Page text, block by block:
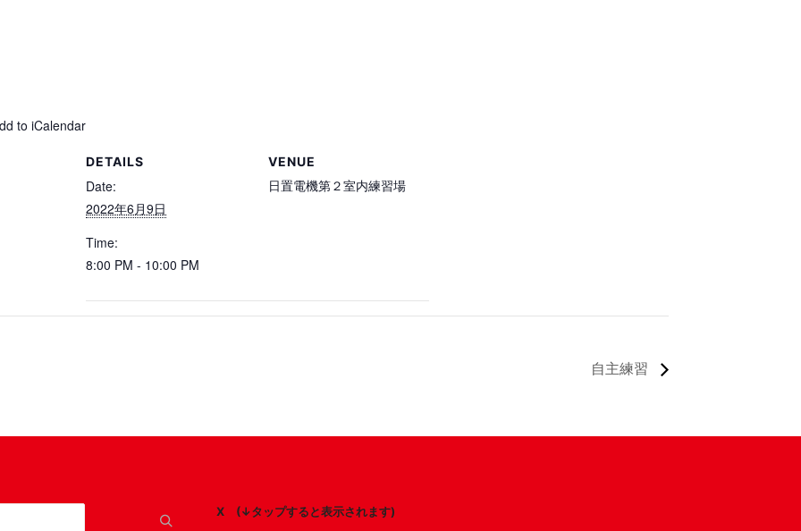
to iCalendar
DETAILS
Date:
2022年6月9日
Time:
8:00 PM - 10:00 PM
VENUE
日置電機第２室内練習場
自主練習
X (↓タップすると表示されます)